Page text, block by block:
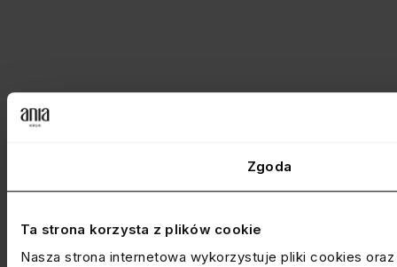
Zgoda
Ta strona korzysta z plików cookie
Nasza strona internetowa wykorzystuje pliki cookies